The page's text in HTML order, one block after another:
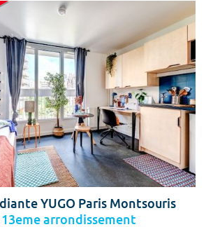
YUGO Paris Montsouris
arrondissement